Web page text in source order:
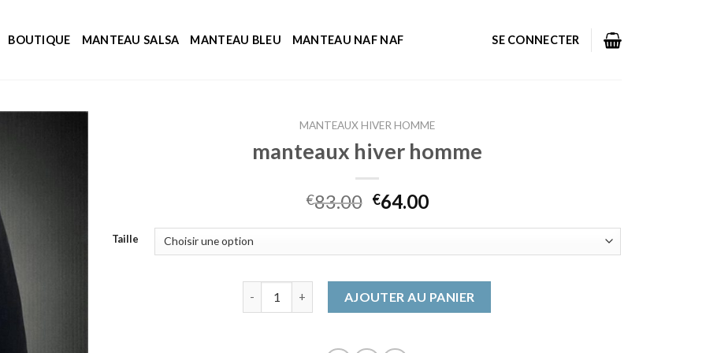
BOUTIQUE MANTEAU SALSA MANTEAU BLEU MANTEAU NAF NAF SE CONNECTER
MANTEAUX HIVER HOMME
manteaux hiver homme
€83.00 €64.00
Taille
AJOUTER AU PANIER